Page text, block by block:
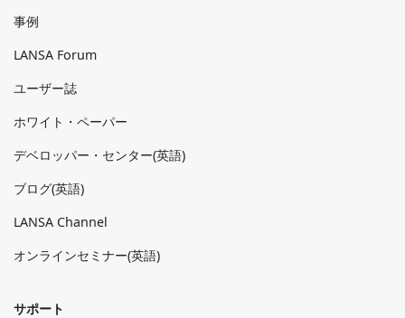
事例
LANSA Forum
ユーザー誌
ホワイト・ペーパー
デベロッパー・センター(英語)
ブログ(英語)
LANSA Channel
オンラインセミナー(英語)
サポート